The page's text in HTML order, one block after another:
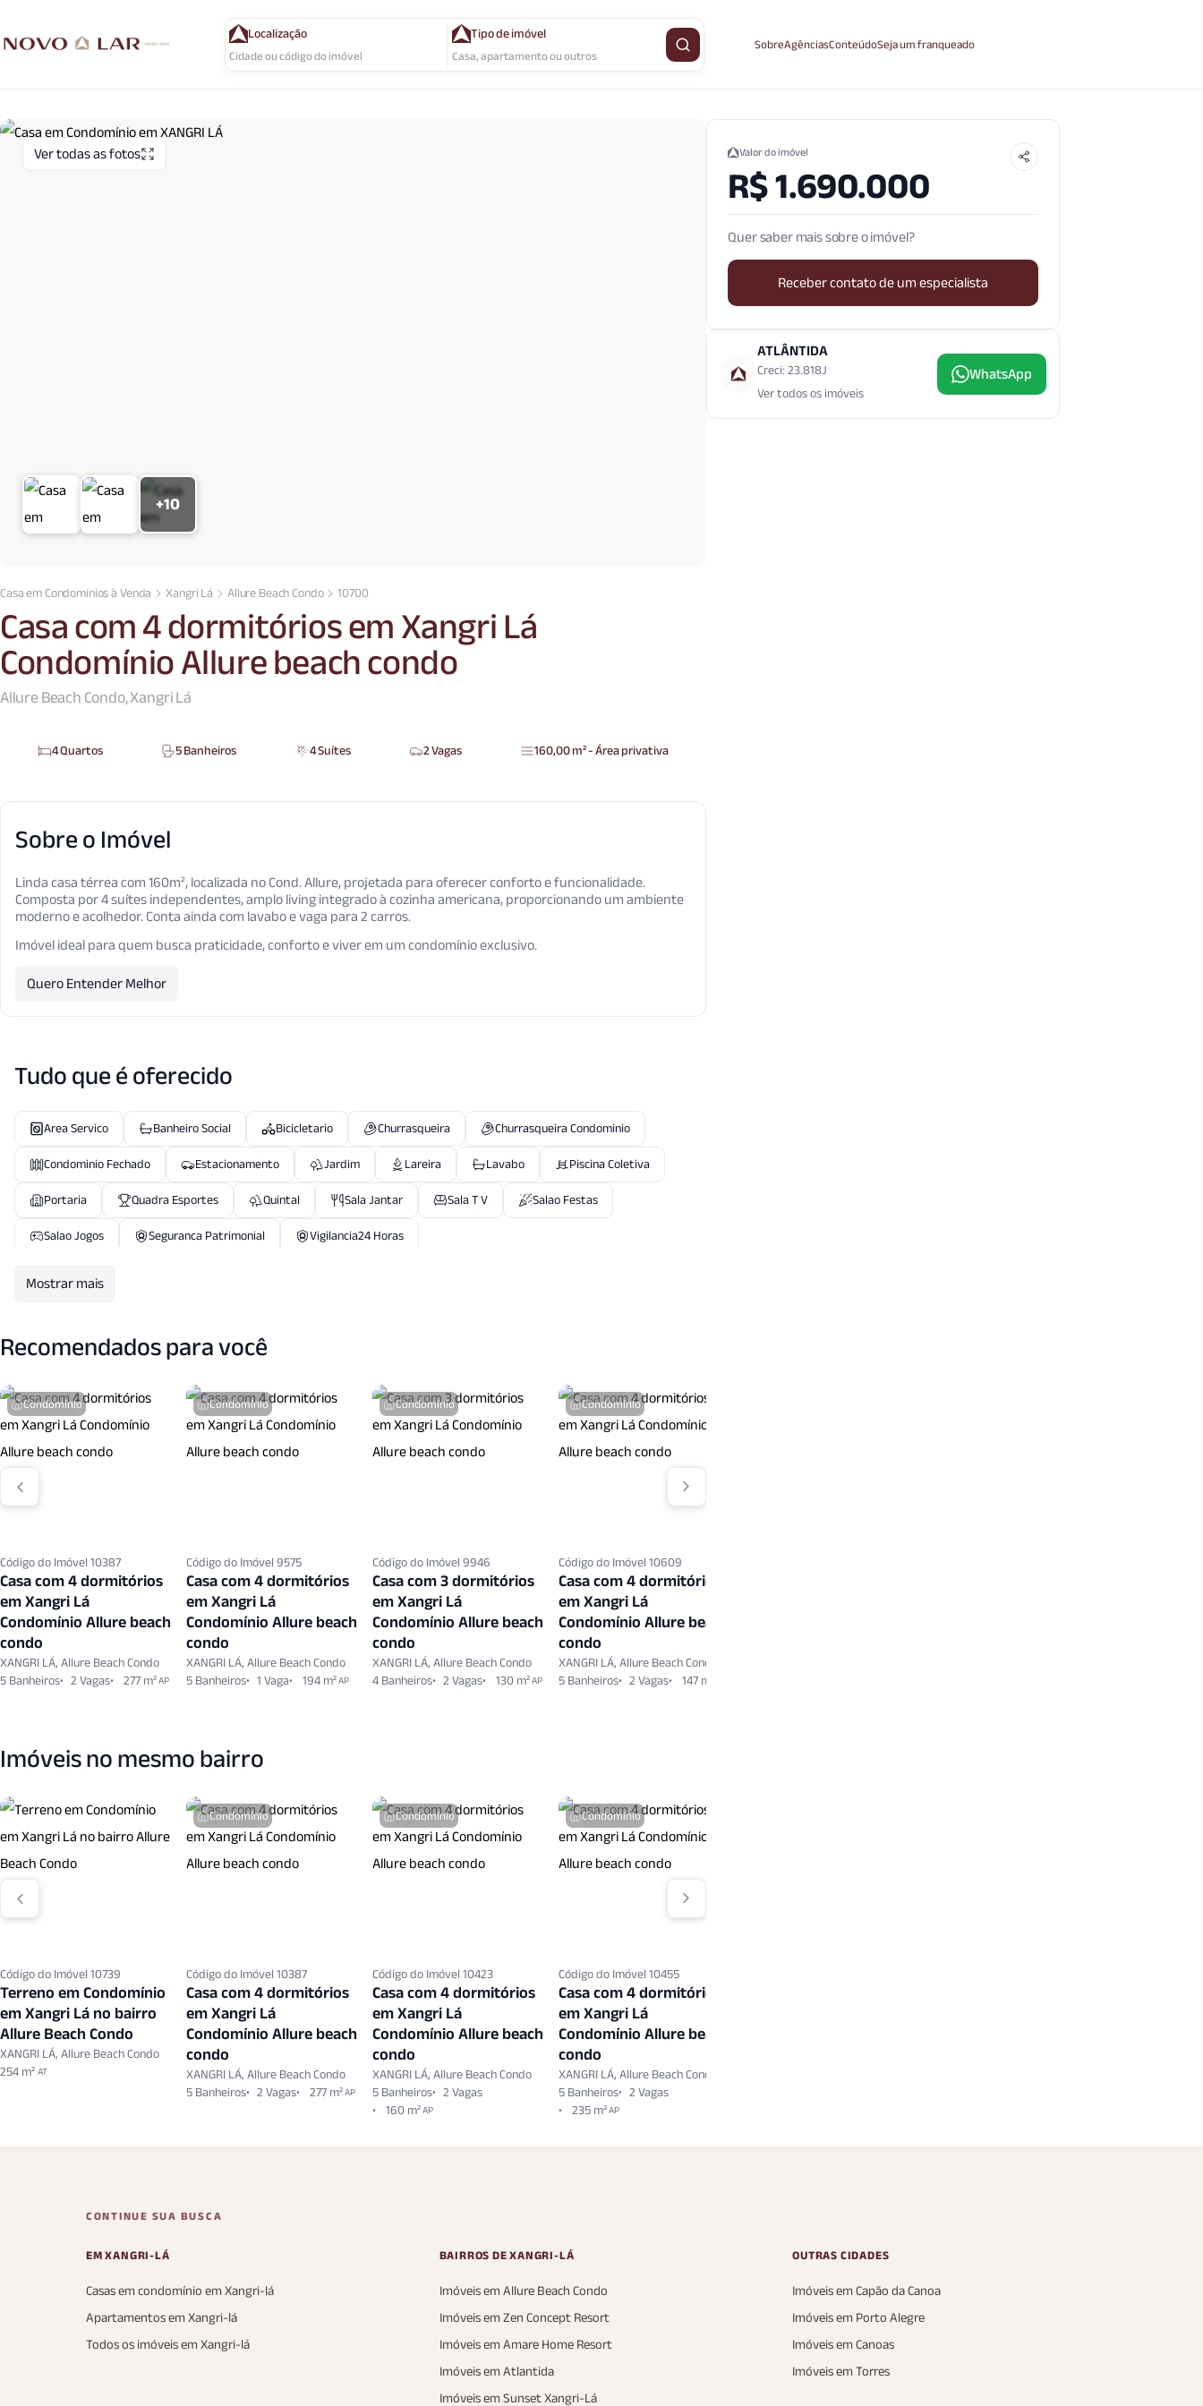
Localização Tipo de imóvel
Casa, apartamento ou outros Buscar imóvelSobreAgênciasConteúdoSeja um franqueado
Ver todas as fotos
+10
Casa em Condomínios à Venda Xangri Lá Allure Beach Condo 10700
Casa com 4 dormitórios em Xangri Lá
Condomínio Allure beach condo
Allure Beach Condo, Xangri Lá
4 Quartos 5 Banheiros 4 Suítes 2 Vagas 160,00 m² - Área privativa
Sobre o Imóvel
Linda casa térrea com 160m², localizada no Cond. Allure, projetada para oferecer conforto e funcionalidade.
Composta por 4 suítes independentes, amplo living integrado à cozinha americana, proporcionando um ambiente
moderno e acolhedor. Conta ainda com lavabo e vaga para 2 carros.
Imóvel ideal para quem busca praticidade, conforto e viver em um condomínio exclusivo.
Quero Entender Melhor
Tudo que é oferecido
Area Servico Banheiro Social Bicicletario Churrasqueira
Churrasqueira Condominio
Condominio Fechado
Estacionamento Jardim Lareira Lavabo
Piscina Coletiva
Portaria
Quadra Esportes Quintal Sala Jantar Sala T V
Salao Festas
Salao Jogos
Seguranca Patrimonial Vigilancia24 Horas
Mostrar mais
Recomendados para você
Condomínio
Código do Imóvel 10387
Casa com 4 dormitórios
em Xangri Lá
Condomínio Allure beach
condo
XANGRI LÁ, Allure Beach Condo
5 Banheiros
2 Vagas 277 m²AP
Condomínio
Código do Imóvel 9575
Casa com 4 dormitórios
em Xangri Lá
Condomínio Allure beach
condo
XANGRI LÁ, Allure Beach Condo
5 Banheiros
1 Vaga 194 m²AP
Condomínio
Código do Imóvel 9946
Casa com 3 dormitórios
em Xangri Lá
Condomínio Allure beach
condo
XANGRI LÁ, Allure Beach Condo
4 Banheiros
2 Vagas 130 m²AP
Condomínio
Código do Imóvel 10609
Casa com 4 dormitórios
em Xangri Lá
Condomínio Allure beach
condo
XANGRI LÁ, Allure Beach Condo
5 Banheiros
2 Vagas 147 m²
Imóveis no mesmo bairro
Código do Imóvel 10739
Terreno em Condomínio
em Xangri Lá no bairro
Allure Beach Condo
XANGRI LÁ, Allure Beach Condo
254 m² AT
Condomínio
Código do Imóvel 10387
Casa com 4 dormitórios
em Xangri Lá
Condomínio Allure beach
condo
XANGRI LÁ, Allure Beach Condo
5 Banheiros
2 Vagas 277 m²AP
Condomínio
Código do Imóvel 10423
Casa com 4 dormitórios
em Xangri Lá
Condomínio Allure beach
condo
XANGRI LÁ, Allure Beach Condo
5 Banheiros
2 Vagas
160 m²AP
Condomínio
Código do Imóvel 10455
Casa com 4 dormitórios
em Xangri Lá
Condomínio Allure beach
condo
XANGRI LÁ, Allure Beach Condo
5 Banheiros
2 Vagas
235 m²AP
Valor do imóvel
R$ 1.690.000
Quer saber mais sobre o imóvel?
Receber contato de um especialista
ATLÂNTIDA
Creci: 23.818J
Ver todos os imóveis
WhatsApp
CONTINUE SUA BUSCA
EM XANGRI-LÁ
Casas em condomínio em Xangri-lá
Apartamentos em Xangri-lá
Todos os imóveis em Xangri-lá
BAIRROS DE XANGRI-LÁ
Imóveis em Allure Beach Condo
Imóveis em Zen Concept Resort
Imóveis em Amare Home Resort
Imóveis em Atlantida
Imóveis em Sunset Xangri-Lá
OUTRAS CIDADES
Imóveis em Capão da Canoa
Imóveis em Porto Alegre
Imóveis em Canoas
Imóveis em Torres